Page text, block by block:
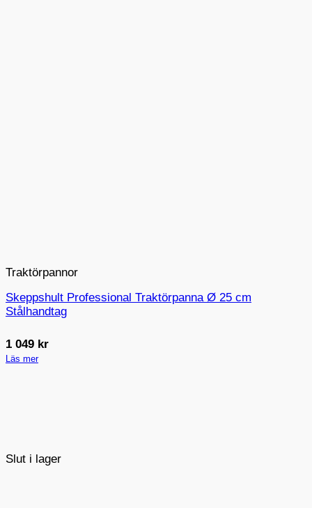
Slut i lager
Traktörpannor
Skeppshult Professional Traktörpanna Ø 25 cm
Stålhandtag
1 049 kr
Läs mer